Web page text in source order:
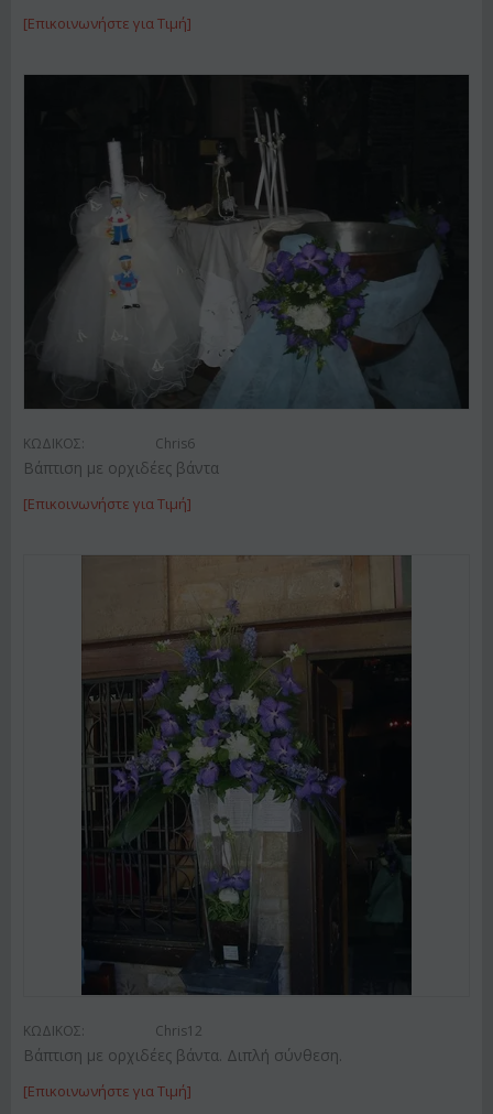
[Επικοινωνήστε για Τιμή]
ΚΩΔΙΚΟΣ: Chris6
Βάπτιση με ορχιδέες βάντα
[Επικοινωνήστε για Τιμή]
ΚΩΔΙΚΟΣ: Chris12
Βάπτιση με ορχιδέες βάντα. Διπλή σύνθεση.
[Επικοινωνήστε για Τιμή]